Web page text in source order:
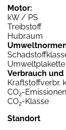
Motor:
kW / PS
Treibstoff
Hubraum
Umweltplakette
Verbrauch und
Kraftstoffverbr.
CO2-
CO2-Klasse
Standort